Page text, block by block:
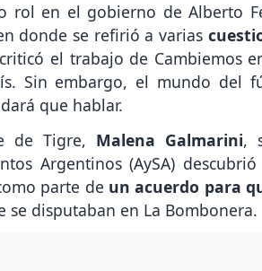
rol en el gobierno de Alberto
donde se refirió a varias
el trabajo de Cambiemos
Sin embargo, el mundo del
que hablar.
de Tigre, Malena Galmarini,
Argentinos (AySA)
parte de un acuerdo para
se disputaban en La Bombonera.